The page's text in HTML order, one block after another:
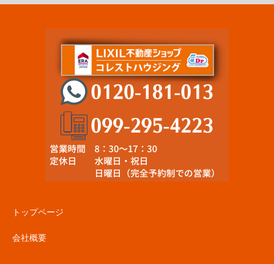
トップページ
会社概要